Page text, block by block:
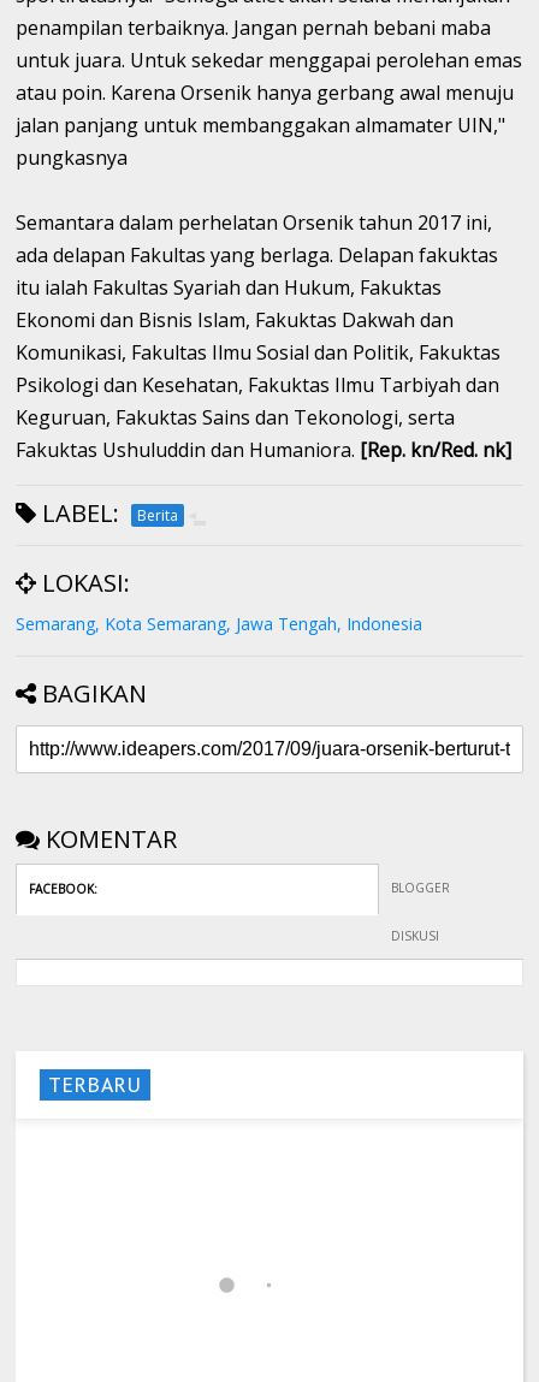
penampilan terbaiknya. Jangan pernah bebani maba
untuk juara. Untuk sekedar menggapai perolehan emas
atau poin. Karena Orsenik hanya gerbang awal menuju
jalan panjang untuk membanggakan almamater UIN,"
pungkasnya
Semantara dalam perhelatan Orsenik tahun 2017 ini,
ada delapan Fakultas yang berlaga. Delapan fakuktas
itu ialah Fakultas Syariah dan Hukum, Fakuktas
Ekonomi dan Bisnis Islam, Fakuktas Dakwah dan
Komunikasi, Fakultas Ilmu Sosial dan Politik, Fakuktas
Psikologi dan Kesehatan, Fakuktas Ilmu Tarbiyah dan
Keguruan, Fakuktas Sains dan Tekonologi, serta
Fakuktas Ushuluddin dan Humaniora. [Rep. kn/Red. nk]
LABEL: Berita
LOKASI:
Semarang, Kota Semarang, Jawa Tengah, Indonesia
BAGIKAN
KOMENTAR
FACEBOOK: BLOGGER
DISKUSI
TERBARU